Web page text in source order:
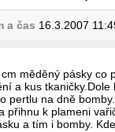
a čas 16.3.2007
měděný pásky co
a kus tkaničky.Dole
pertlu na dně
přihnu k plameni
a tím i bomby.